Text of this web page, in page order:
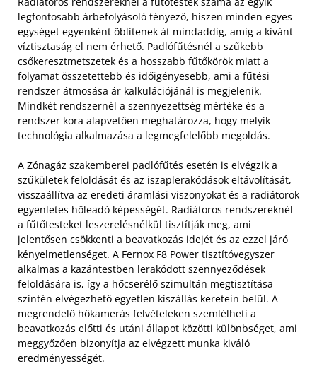
legfontosabb árbefolyásoló tényező, hiszen minden egyes
egységet egyenként öblítenek át mindaddig, amíg a kívánt
víztisztaság el nem érhető. Padlófűtésnél a szűkebb
csőkeresztmetszetek és a hosszabb fűtőkörök miatt a
folyamat összetettebb és időigényesebb, ami a fűtési
rendszer átmosása ár kalkulációjánál is megjelenik.
Mindkét rendszernél a szennyezettség mértéke és a
rendszer kora alapvetően meghatározza, hogy melyik
technológia alkalmazása a legmegfelelőbb megoldás.
A Zónagáz szakemberei padlófűtés esetén is elvégzik a
szűkületek feloldását és az iszaplerakódások eltávolítását,
visszaállítva az eredeti áramlási viszonyokat és a radiátorok
egyenletes hőleadó képességét. Radiátoros rendszereknél
a fűtőtesteket leszerelésnélkül tisztítják meg, ami
jelentősen csökkenti a beavatkozás idejét és az ezzel járó
kényelmetlenséget. A Fernox F8 Power tisztítóvegyszer
alkalmas a kazántestben lerakódott szennyeződések
feloldására is, így a hőcserélő szimultán megtisztítása
szintén elvégezhető egyetlen kiszállás keretein belül. A
megrendelő hőkamerás felvételeken szemlélheti a
beavatkozás előtti és utáni állapot közötti különbséget, ami
meggyőzően bizonyítja az elvégzett munka kiváló
eredményességét.